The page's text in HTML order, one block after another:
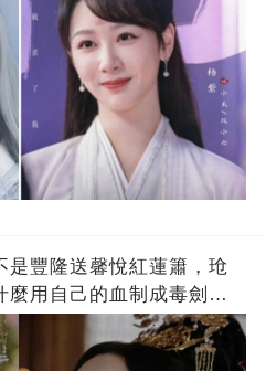
是豐隆送馨悅紅蓮簫，玱
用自己的血制成毒劍射